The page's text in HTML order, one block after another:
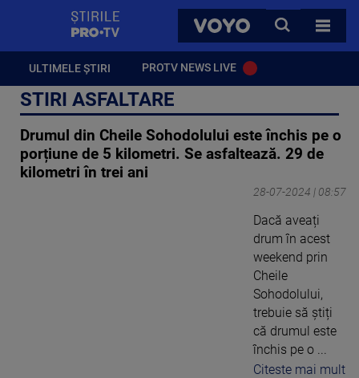
VOYO
CAUTA
TOATE
ULTIMELE ȘTIRI PROTV NEWS LIVE
STIRI ASFALTARE
Drumul din Cheile Sohodolului este închis pe o
porțiune de 5 kilometri. Se asfaltează. 29 de
kilometri în trei ani
28-07-2024 | 08:57
Dacă aveați
drum în acest
weekend prin
Cheile
Sohodolului,
trebuie să știți
că drumul este
închis pe o ...
Citeste mai mult